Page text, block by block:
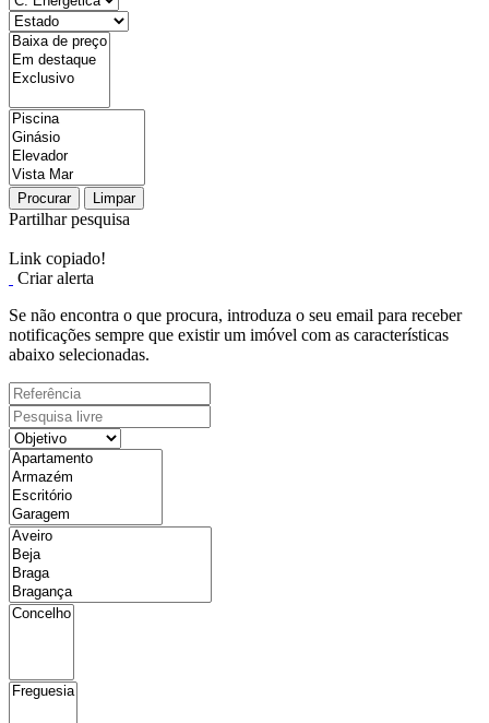
Procurar Limpar
Partilhar pesquisa
Link copiado!
Criar alerta
Se não encontra o que procura, introduza o seu email para receber
notificações sempre que existir um imóvel com as características
abaixo selecionadas.